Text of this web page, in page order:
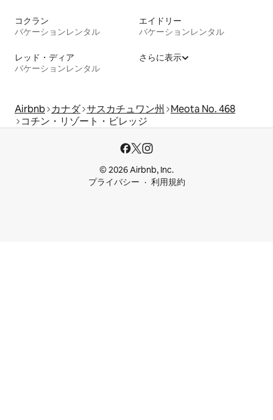
コクラン
バケーションレンタル
エイドリー
バケーションレンタル
レッド・ディア
バケーションレンタル
さらに表示
Airbnb カナダ サスカチュワン州
Meota No. 468
コチン・リゾート・ビレッジ
© 2026 Airbnb, Inc.
プライバシー
利用規約